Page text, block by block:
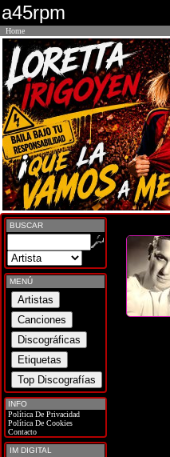
a45rpm
Home
BUSCAR
MENÚ
INFO
Política De Privacidad
Política De Cookies
Contacto
IM DIGITAL